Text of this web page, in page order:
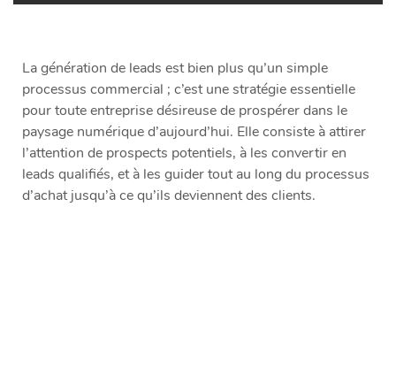
La génération de leads est bien plus qu’un simple
processus commercial ; c’est une stratégie essentielle
pour toute entreprise désireuse de prospérer dans le
paysage numérique d’aujourd’hui. Elle consiste à attirer
l’attention de prospects potentiels, à les convertir en
leads qualifiés, et à les guider tout au long du processus
d’achat jusqu’à ce qu’ils deviennent des clients.